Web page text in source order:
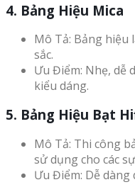
4. Bảng Hiệu Mica
Mô Tả: Bảng hiệu
sắc.
Ưu Điểm: Nhẹ, dễ
kiểu dáng.
5. Bảng Hiệu Bạt
Mô Tả: Thi công
sử dụng cho các
Ưu Điểm: Dễ dàng